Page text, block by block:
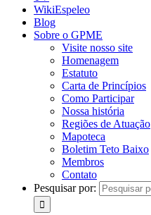
WikiEspeleo
Blog
Sobre o GPME
Visite nosso site
Homenagem
Estatuto
Carta de Princípios
Como Participar
Nossa história
Regiões de Atuação
Mapoteca
Boletim Teto Baixo
Membros
Contato
Pesquisar por: